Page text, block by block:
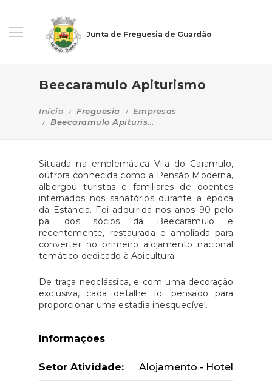
Junta de Freguesia de Guardão
Beecaramulo Apiturismo
Início Freguesia
Empresas
Beecaramulo Apituris...
Situada na emblemática Vila do Caramulo,
outrora conhecida como a Pensão Moderna,
albergou turistas e familiares de doentes
internados nos sanatórios durante a época
da Estancia. Foi adquirida nos anos 90 pelo
pai dos sócios da Beecaramulo e
recentemente, restaurada e ampliada para
converter no primeiro alojamento nacional
temático dedicado à Apicultura.
De traça neoclássica, e com uma decoração
exclusiva, cada detalhe foi pensado para
proporcionar uma estadia inesquecível.
Informações
Setor Atividade: Alojamento - Hotel